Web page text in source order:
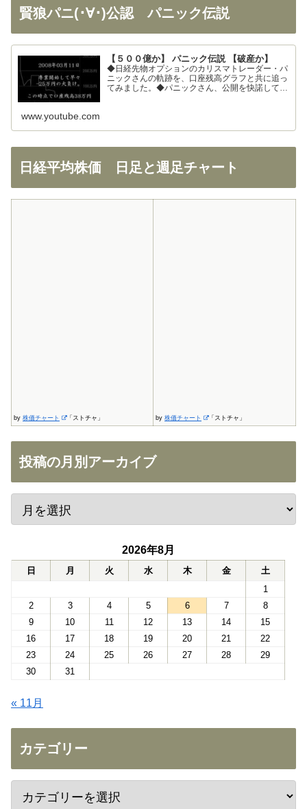
賢狼パニ(･∀･)公認 パニック伝説
【５００億か】 パニック伝説 【破産か】
◆日経先物オプションのカリスマトレーダー・パ
ニックさんの軌跡を、口座残高グラフと共に追っ
てみました。◆パニックさん、公開を快諾してく
www.youtube.com
日経平均株価 日足と週足チャート
by 株価チャート 「ストチャ」 by 株価チャート 「ストチャ」
投稿の月別アーカイブ
2026年8月
日 月 火 水 木 金
土
1
2
3 4 5 6 7
8
9
10 11 12 13 14
15
16
17 18 19 20 21
22
23
24 25 26 27 28
29
30
31
« 11月
カテゴリー